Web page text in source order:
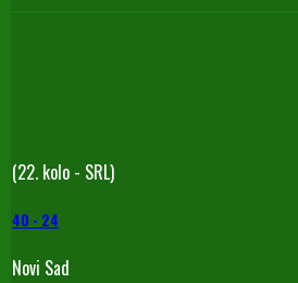
(22. kolo - SRL)
40 - 24
Novi Sad